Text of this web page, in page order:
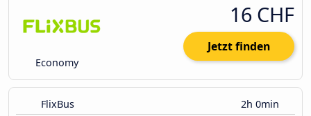
Economy
16 CHF
Jetzt finden
FlixBus 2h 0min